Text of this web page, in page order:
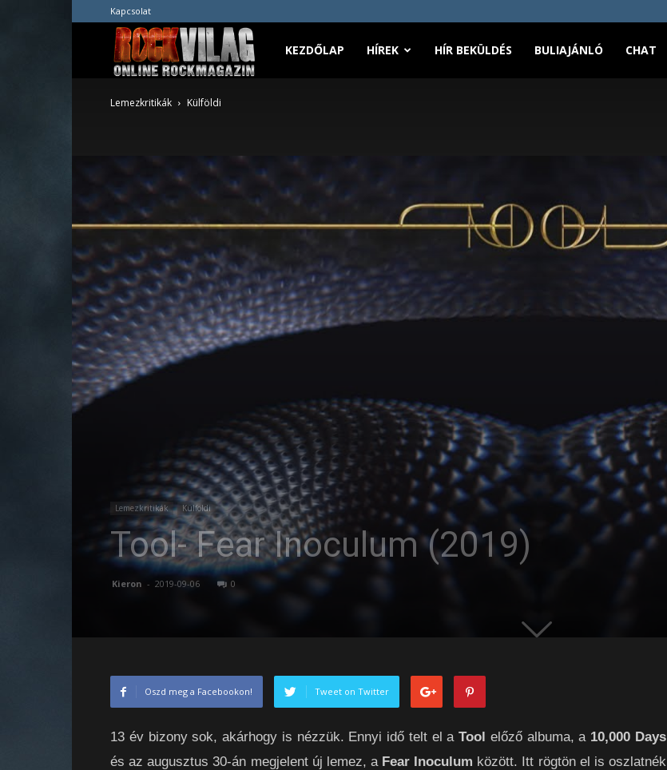
Kapcsolat
Rockvilág.hu
rockmagazin
KEZDŐLAP HÍREK HÍR BEKÜLDÉS BULIAJÁNLÓ CHAT
Lemezkritikák Külföldi
Lemezkritikák Külföldi
Tool- Fear Inoculum (2019)
Kieron - 2019-09-06 0
Oszd meg a Facebookon! Tweet on Twitter
13 év bizony sok, akárhogy is nézzük. Ennyi idő telt el aTool előző albuma, a 10,000 Days
és az augusztus 30-án megjelent új lemez, a Fear Inoculum között. Itt rögtön el is oszlatnék